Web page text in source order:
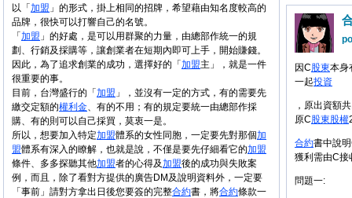
以「 加盟 」的形式，掛上相同的招牌，希望藉由知名度較高的
品牌，很快可以打響自己的名號。
「 加盟 」的好處，是可以用群聚的力量，由總部作統一的規
劃、行銷及採購等，讓創業者在短期內即可上手，開始賺錢。
因此，為了追求創業的成功，選擇好的「 加盟主」，就是一件
很重要的事。
目前，台灣盛行的「 加盟 」，並沒有一定的方式，有的需要先
繳交定額的權利金、有的不用；有的規定要統一由總部作採
購、有的則可以自己採買，莫衷一是。
所以，想要加入特定加盟體系的女性同胞，一定要先對那個加
盟體系有深入的瞭解，也就是說，不僅是要先仔細看它的加盟
條件、多多探聽其他加盟者的心得及加盟後的成功與失敗案
例，而且，除了看對方提供的廣告DM及說明資料外，一定要
「事前」請對方拿出日後您要簽的完整合約書，將合約條款一
因C股東本身
一起投資
，原出資額
原C股東股權
合約書中說
獲利需由C接
問題一: